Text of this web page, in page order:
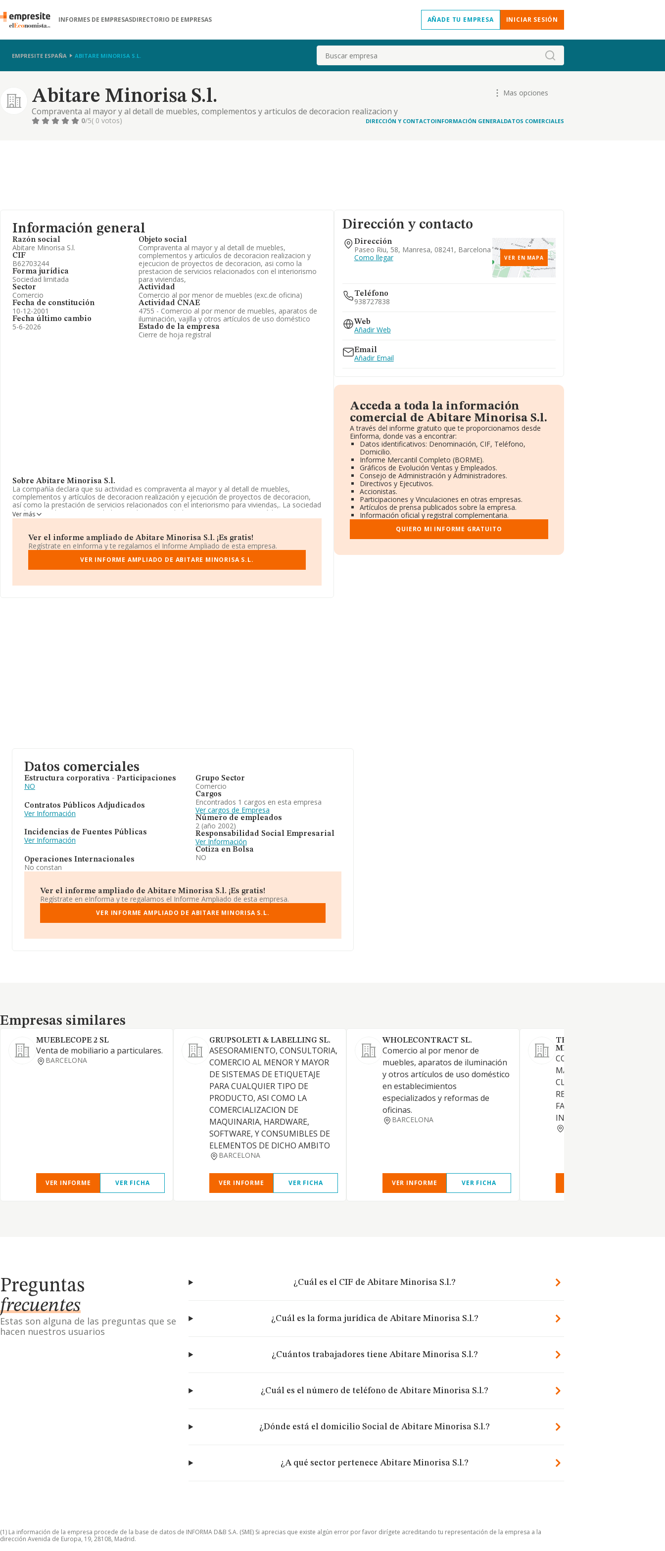
INFORMES DE EMPRESASDIRECTORIO DE EMPRESAS AÑADE TU EMPRESA INICIAR SESIÓN
EMPRESITE ESPAÑA ABITARE MINORISA S.L. Buscar
Abitare Minorisa S.l.
Compraventa al mayor y al detall de muebles, complementos y articulos de decoracion realizacion y
ejecucion de proyectos de decoracion, asi como la prestacion de servicios relacionados con el
Mas opciones
0/5( 0 votos) DIRECCIÓN Y CONTACTOINFORMACIÓN GENERALDATOS COMERCIALES
Información general
Razón social
Abitare Minorisa S.l.
CIF
B62703244
Forma jurídica
Sociedad limitada
Sector
Comercio
Fecha de constitución
10-12-2001
Fecha último cambio
5-6-2026
Objeto social
Compraventa al mayor y al detall de muebles,
complementos y articulos de decoracion realizacion y
ejecucion de proyectos de decoracion, asi como la
prestacion de servicios relacionados con el interiorismo
para viviendas,
Actividad
Comercio al por menor de muebles (exc.de oficina)
Actividad CNAE
4755 - Comercio al por menor de muebles, aparatos de
iluminación, vajilla y otros artículos de uso doméstico
Estado de la empresa
Cierre de hoja registral
Sobre Abitare Minorisa S.l.
La compañía declara que su actividad es compraventa al mayor y al detall de muebles,
complementos y artículos de decoracion realización y ejecución de proyectos de decoracion,
así como la prestación de servicios relacionados con el interiorismo para viviendas,. La sociedad
está registrada como Sociedad Limitada. Su actividad CNAE es '%cnae%' con código 4755. La
sociedad no tiene actividad en mercados exteriores.
Para llamar las oficinas se puede hacer a través del número 938727838.
La empresa españolaAbitare Minorisa S.L, con CIF B62703244, tiene su domicilio social
establecido en Paseo Riu núm. 58, (08241), en el municipio de Manresa, en Barcelona, Cataluña.
en el ámbito nacional alcanza los 8.191 millones de euros y se estima que el promedio de la
Ver más
Ver el informe ampliado de Abitare Minorisa S.l. ¡Es gratis!
Regístrate en eInforma y te regalamos el Informe Ampliado de esta empresa.
VER INFORME AMPLIADO DE ABITARE MINORISA S.L.
Dirección y contacto
Dirección
Paseo Riu, 58, Manresa, 08241, Barcelona
Como llegar
VER EN MAPA
Teléfono
938727838
Web
Añadir Web
Email
Añadir Email
Acceda a toda la información
comercial de Abitare Minorisa S.l.
A través del informe gratuito que te proporcionamos desde
Einforma, donde vas a encontrar:
Datos identificativos: Denominación, CIF, Teléfono,
Domicilio.
Informe Mercantil Completo (BORME).
Gráficos de Evolución Ventas y Empleados.
Consejo de Administración y Administradores.
Directivos y Ejecutivos.
Accionistas.
Participaciones y Vinculaciones en otras empresas.
Artículos de prensa publicados sobre la empresa.
Información oficial y registral complementaria.
QUIERO MI INFORME GRATUITO
Datos comerciales
Estructura corporativa - Participaciones
NO
Contratos Públicos Adjudicados
Ver Información
Incidencias de Fuentes Públicas
Ver Información
Operaciones Internacionales
No constan
Grupo Sector
Comercio
Cargos
Encontrados 1 cargos en esta empresa
Ver cargos de Empresa
Número de empleados
2 (año 2002)
Responsabilidad Social Empresarial
Ver Información
Cotiza en Bolsa
NO
Ver el informe ampliado de Abitare Minorisa S.l. ¡Es gratis!
Regístrate en eInforma y te regalamos el Informe Ampliado de esta empresa.
VER INFORME AMPLIADO DE ABITARE MINORISA S.L.
Empresas similares
Empresas similares
MUEBLECOPE 2 SL
Venta de mobiliario a particulares.
BARCELONA
VER INFORME VER FICHA
GRUPSOLETI & LABELLING SL.
ASESORAMIENTO, CONSULTORIA,
COMERCIO AL MENOR Y MAYOR
DE SISTEMAS DE ETIQUETAJE
PARA CUALQUIER TIPO DE
PRODUCTO, ASI COMO LA
COMERCIALIZACION DE
MAQUINARIA, HARDWARE,
SOFTWARE, Y CONSUMIBLES DE
ELEMENTOS DE DICHO AMBITO
BARCELONA
VER INFORME VER FICHA
WHOLECONTRACT SL.
Comercio al por menor de
muebles, aparatos de iluminación
y otros artículos de uso doméstico
en establecimientos
especializados y reformas de
oficinas.
BARCELONA
VER INFORME VER FICHA
TENDENCIES MOBILIARI A
MIDA SL.
COMPRAVENTA AL MENOR Y
MAYOR DE MUEBLES DE
CLASE, OBJETOS DE
REALIZACION DE
FABRICACION MONTAJE E
INSTALACIONE DE MUEBLES
Preguntas
frecuentes
Estas son alguna de las preguntas que se
hacen nuestros usuarios
¿Cuál es el CIF de Abitare Minorisa S.l.?
¿Cuál es la forma jurídica de Abitare Minorisa S.l.?
¿Cuántos trabajadores tiene Abitare Minorisa S.l.?
¿Cuál es el número de teléfono de Abitare Minorisa S.l.?
¿Dónde está el domicilio Social de Abitare Minorisa S.l.?
¿A qué sector pertenece Abitare Minorisa S.l.?
(1) La información de la empresa procede de la base de datos de INFORMA D&B S.A. (SME) Si aprecias que existe algún error por favor dirígete acreditando tu representación de la empresa a la
dirección Avenida de Europa, 19, 28108, Madrid.